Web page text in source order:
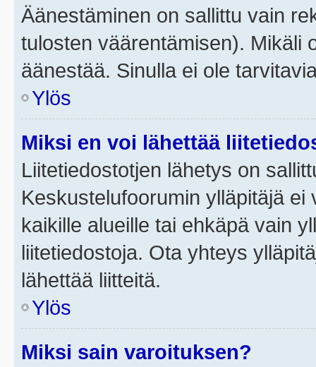
Äänestäminen on sallittu vain
tulosten väärentämisen). Mikäli
äänestää. Sinulla ei ole
Ylös
Miksi en voi lähettää
Liitetiedostotjen lähetys on
Keskustelufoorumin ylläpitäjä
kaikille alueille tai ehkäpä vain
liitetiedostoja. Ota yhteys
lähettää liitteitä.
Ylös
Miksi sain varoituksen?